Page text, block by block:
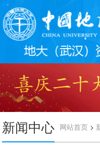
新闻中心 网站首页 >